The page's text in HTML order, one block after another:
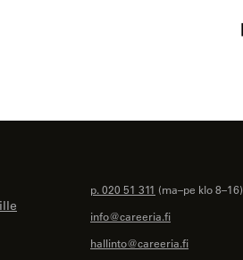
p. 020 51 311 (ma–pe klo 8–16)
info@careeria.fi
hallinto@careeria.fi